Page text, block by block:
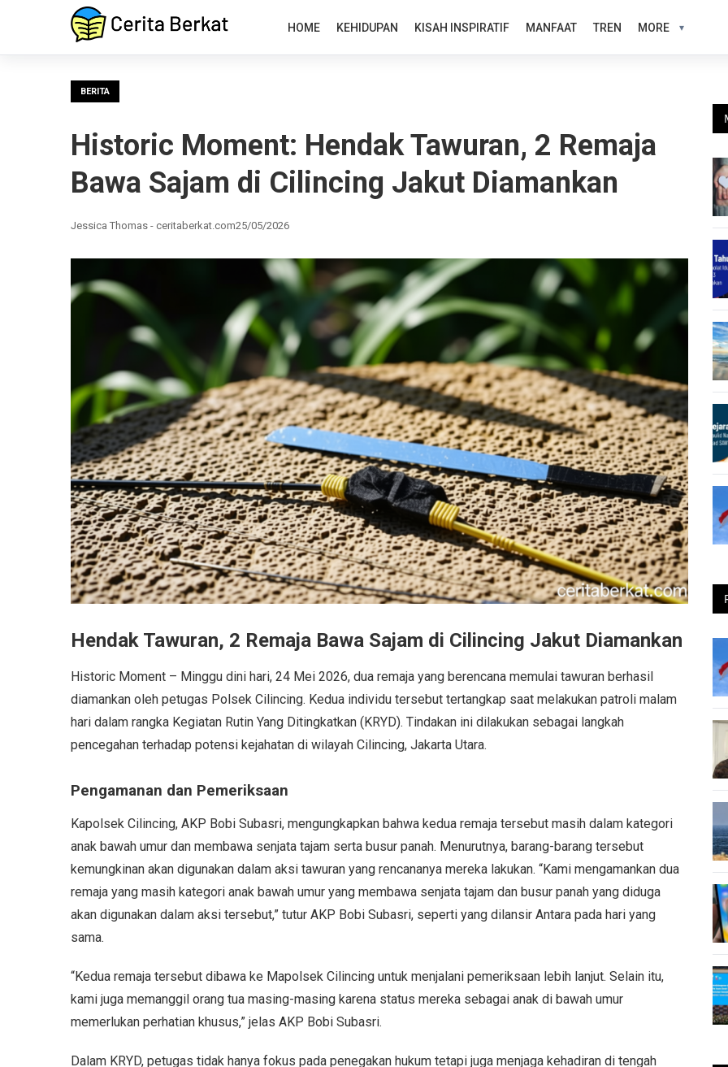
HOME KEHIDUPAN KISAH INSPIRATIF MANFAAT TREN MORE
BERITA
Historic Moment: Hendak Tawuran, 2 Remaja
Bawa Sajam di Cilincing Jakut Diamankan
Jessica Thomas - ceritaberkat.com25/05/2026
Hendak Tawuran, 2 Remaja Bawa Sajam di Cilincing Jakut Diamankan
Historic Moment – Minggu dini hari, 24 Mei 2026, dua remaja yang berencana memulai tawuran berhasil
diamankan oleh petugas Polsek Cilincing. Kedua individu tersebut tertangkap saat melakukan patroli malam
hari dalam rangka Kegiatan Rutin Yang Ditingkatkan (KRYD). Tindakan ini dilakukan sebagai langkah
pencegahan terhadap potensi kejahatan di wilayah Cilincing, Jakarta Utara.
Pengamanan dan Pemeriksaan
Kapolsek Cilincing, AKP Bobi Subasri, mengungkapkan bahwa kedua remaja tersebut masih dalam kategori
anak bawah umur dan membawa senjata tajam serta busur panah. Menurutnya, barang-barang tersebut
kemungkinan akan digunakan dalam aksi tawuran yang rencananya mereka lakukan. “Kami mengamankan dua
remaja yang masih kategori anak bawah umur yang membawa senjata tajam dan busur panah yang diduga
akan digunakan dalam aksi tersebut,” tutur AKP Bobi Subasri, seperti yang dilansir Antara pada hari yang
sama.
“Kedua remaja tersebut dibawa ke Mapolsek Cilincing untuk menjalani pemeriksaan lebih lanjut. Selain itu,
kami juga memanggil orang tua masing-masing karena status mereka sebagai anak di bawah umur
memerlukan perhatian khusus,” jelas AKP Bobi Subasri.
Dalam KRYD, petugas tidak hanya fokus pada penegakan hukum tetapi juga menjaga kehadiran di tengah